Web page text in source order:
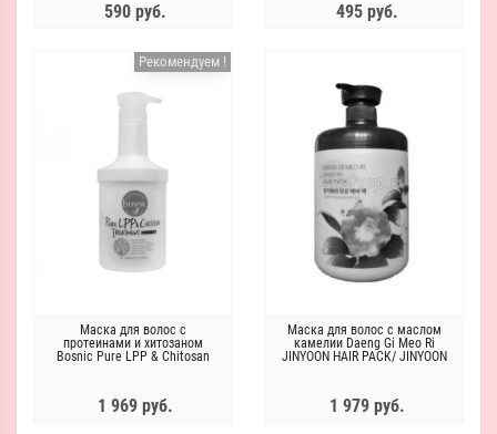
590 руб. 495 руб.
Рекомендуем !
Маска для волос с
протеинами и хитозаном
Bosnic Pure LPP & Chitosan
1 969 руб.
Маска для волос с маслом
камелии Daeng Gi Meo Ri
JINYOON HAIR PACK/ JINYOON
1 979 руб.